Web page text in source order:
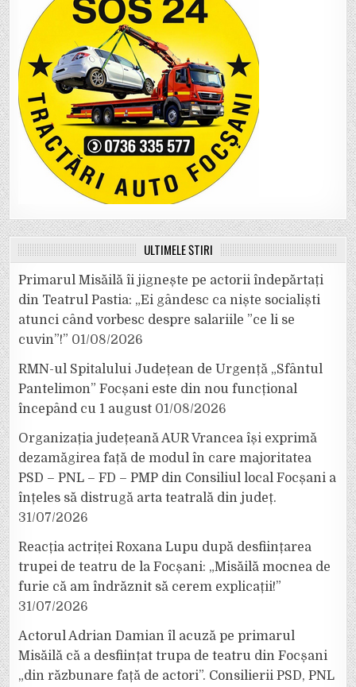
ULTIMELE ȘTIRI
Primarul Misăilă îi jignește pe actorii îndepărtați
din Teatrul Pastia: „Ei gândesc ca niște socialiști
atunci când vorbesc despre salariile ”ce li se
cuvin”!” 01/08/2026
RMN-ul Spitalului Județean de Urgență „Sfântul
Pantelimon” Focșani este din nou funcțional
începând cu 1 august 01/08/2026
Organizația județeană AUR Vrancea își exprimă
dezamăgirea față de modul în care majoritatea
PSD – PNL – FD – PMP din Consiliul local Focșani a
înțeles să distrugă arta teatrală din județ.
31/07/2026
Reacția actriței Roxana Lupu după desființarea
trupei de teatru de la Focșani: „Misăilă mocnea de
furie că am îndrăznit să cerem explicații!”
31/07/2026
Actorul Adrian Damian îl acuză pe primarul
Misăilă că a desființat trupa de teatru din Focșani
„din răzbunare față de actori”. Consilierii PSD, PNL